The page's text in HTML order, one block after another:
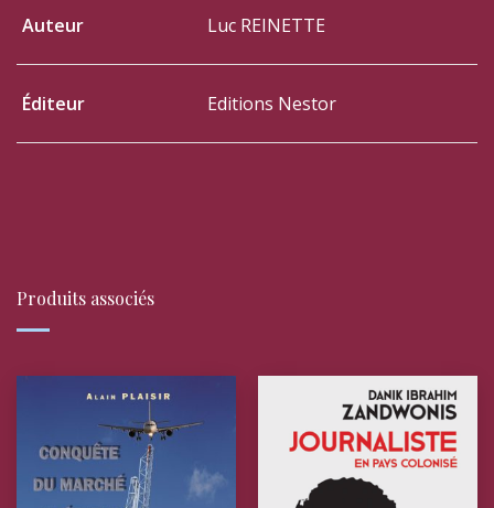
Auteur Luc REINETTE
Éditeur Editions Nestor
Produits associés